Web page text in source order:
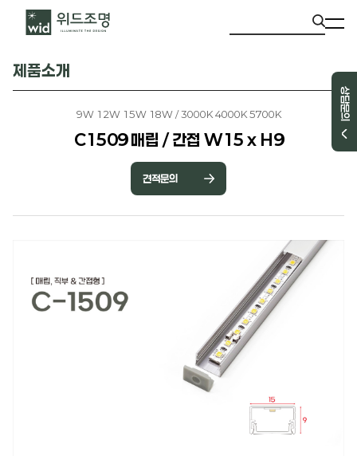
상담문의
제품소개
9W 12W 15W 18W / 3000K 4000K 5700K
C1509 매립 / 간접 W15 x H9
견적문의